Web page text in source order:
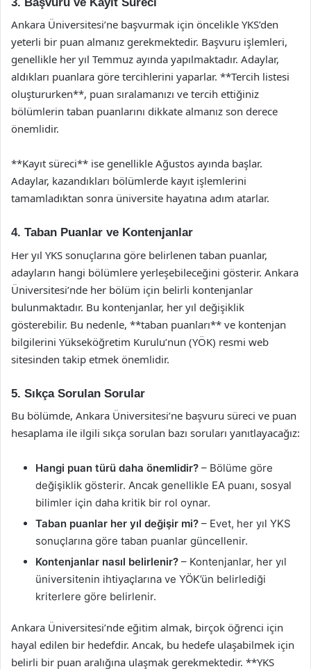
Ankara Üniversitesi’ne başvurmak için öncelikle YKS’den
yeterli bir puan almanız gerekmektedir. Başvuru işlemleri,
genellikle her yıl Temmuz ayında yapılmaktadır. Adaylar,
aldıkları puanlara göre tercihlerini yaparlar. **Tercih listesi
oluştururken**, puan sıralamanızı ve tercih ettiğiniz
bölümlerin taban puanlarını dikkate almanız son derece
önemlidir.
**Kayıt süreci** ise genellikle Ağustos ayında başlar.
Adaylar, kazandıkları bölümlerde kayıt işlemlerini
tamamladıktan sonra üniversite hayatına adım atarlar.
4. Taban Puanlar ve Kontenjanlar
Her yıl YKS sonuçlarına göre belirlenen taban puanlar,
adayların hangi bölümlere yerleşebileceğini gösterir. Ankara
Üniversitesi’nde her bölüm için belirli kontenjanlar
bulunmaktadır. Bu kontenjanlar, her yıl değişiklik
gösterebilir. Bu nedenle, **taban puanları** ve kontenjan
bilgilerini Yükseköğretim Kurulu’nun (YÖK) resmi web
sitesinden takip etmek önemlidir.
5. Sıkça Sorulan Sorular
Bu bölümde, Ankara Üniversitesi’ne başvuru süreci ve puan
hesaplama ile ilgili sıkça sorulan bazı soruları yanıtlayacağız:
Hangi puan türü daha önemlidir? – Bölüme göre
değişiklik gösterir. Ancak genellikle EA puanı, sosyal
bilimler için daha kritik bir rol oynar.
Taban puanlar her yıl değişir mi? – Evet, her yıl YKS
sonuçlarına göre taban puanlar güncellenir.
Kontenjanlar nasıl belirlenir? – Kontenjanlar, her yıl
üniversitenin ihtiyaçlarına ve YÖK’ün belirlediği
kriterlere göre belirlenir.
Ankara Üniversitesi’nde eğitim almak, birçok öğrenci için
hayal edilen bir hedefdir. Ancak, bu hedefe ulaşabilmek için
belirli bir puan aralığına ulaşmak gerekmektedir. **YKS